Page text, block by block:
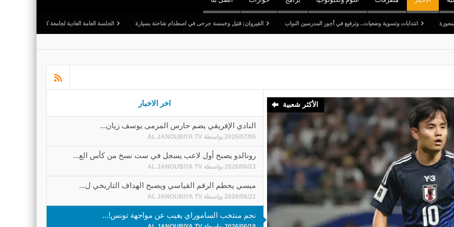
وتسوية وضعيات.. وترفيع في أجور المدرسين النواب القيروان: قتيل وخمسة جرحى في اصطدام شاحنة بسيارة الجلسة العامة العادية لجامعة كرة القدم: المصادقة على التقريرين الأدبي
الأكثر شعبية اخر الاخبار
النادي الإفريقي يضم حارس المرمى يوسف زيان...
2026/07/06 بواسطةAL JANOUBIYA TV
رونالدو يصبح أول لاعب يسجل في ست نسخ من كأس الع...
2026/06/23 بواسطةAL JANOUBIYA TV
ميسي يحطم الرقم القياسي ويصبح الهداف التاريخي ل...
2026/06/22 بواسطةAL JANOUBIYA TV
نجم منتخب الساموراي يغيب عن مواجهة تونس!...